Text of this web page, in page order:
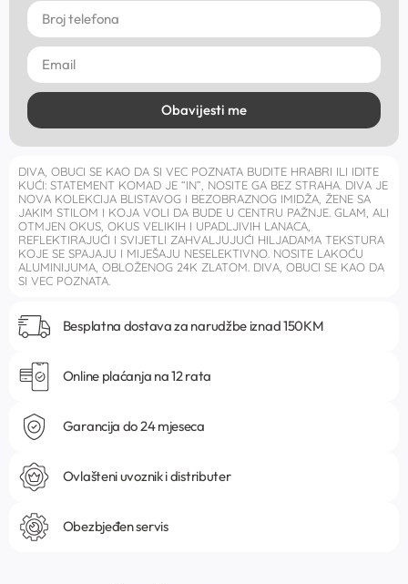
Obavijesti me
DIVA, OBUCI SE KAO DA SI VEC POZNATA BUDITE HRABRI ILI IDITE
KUĆI: STATEMENT KOMAD JE “IN”, NOSITE GA BEZ STRAHA. DIVA JE
NOVA KOLEKCIJA BLISTAVOG I BEZOBRAZNOG IMIDŽA, ŽENE SA
JAKIM STILOM I KOJA VOLI DA BUDE U CENTRU PAŽNJE. GLAM, ALI
OTMJEN OKUS, OKUS VELIKIH I UPADLJIVIH LANACA,
REFLEKTIRAJUĆI I SVIJETLI ZAHVALJUJUĆI HILJADAMA TEKSTURA
KOJE SE SPAJAJU I MIJEŠAJU NESELEKTIVNO. NOSITE LAKOĆU
ALUMINIJUMA, OBLOŽENOG 24K ZLATOM. DIVA, OBUCI SE KAO DA
SI VEC POZNATA.
Besplatna dostava za narudžbe iznad 150KM
Online plaćanja na 12 rata
Garancija do 24 mjeseca
Ovlašteni uvoznik i distributer
Obezbjeđen servis